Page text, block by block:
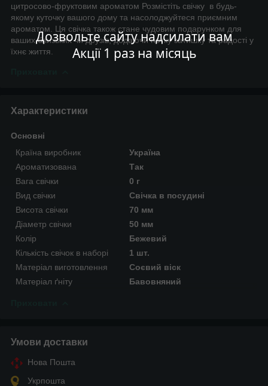
Дозвольте сайту надсилати вам
Акції 1 раз на місяць
цитросово-фруктовим ароматом Розмістіть свічку в будь-
якому куточку вашого дому та насолоджуйтеся приємним
ароматом. Ця свічка також стане чудовим подарунком для
ваших близьких чи друзів, додаючи нотку затишку та радості у
їхнє життя.
Характеристики
Основні
Країна виробник
Україна
Ароматизована
Так
Вага свічки
0 г
Вид свічки
Свічка в посудині
Висота свічки
70 мм
Діаметр свічки
50 мм
Колір
Бежевий
Кількість свічок в наборі
1 шт.
Матеріал виготовлення
Соєвий віск
Матеріал ґніту
Бавовняний
Умови доставки
Нова Пошта
Укрпошта